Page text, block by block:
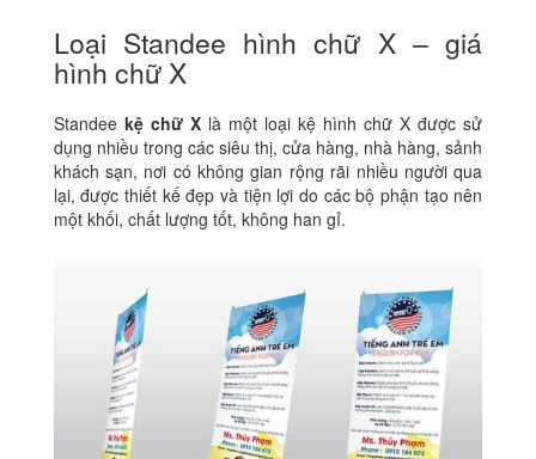
Loại Standee hình chữ X – giá
hình chữ X
Standee kệ chữ Xlà một loại kệ hình chữ X được sử
dụng nhiều trong các siêu thị, cửa hàng, nhà hàng, sảnh
khách sạn, nơi có không gian rộng rãi nhiều người qua
lại, được thiết kế đẹp và tiện lợi do các bộ phận tạo nên
một khối, chất lượng tốt, không han gỉ.